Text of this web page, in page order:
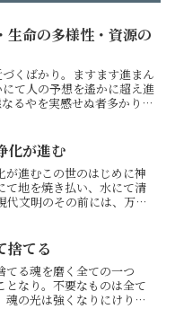
生命の多様性・資源の
くばかり。ますます進まん
て人の予想を遙かに超え進
るやを実感せぬ者多かり
化が進む
が進むこの世のはじめに神
て地を焼き払い、水にて清
代文明のその前には、万物
。なれど文明の発達すれば
帰らぬ物質...
捨てる
てる魂を磨く全ての一つ
となり。不要なものは全て
魂の光は強くなりにけり。